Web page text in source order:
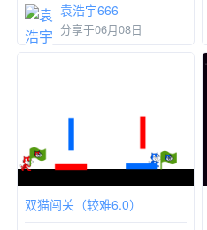
袁浩宇666
分享于06月08日
双猫闯关（较难6.0）